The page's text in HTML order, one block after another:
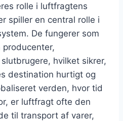
rolle i luftfragtens
spiller en central rolle i
De fungerer som
hvilket sikrer,
destination hurtigt og
verden, hvor tid
er luftfragt ofte den
til transport af varer,